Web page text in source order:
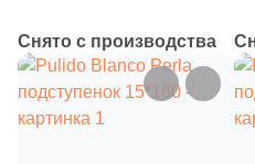
Снято с производства